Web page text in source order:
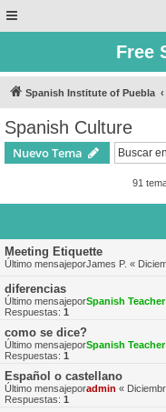
Free
Spanish Institute of Puebla
Spanish Culture
Nuevo Tema
91
Meeting Etiquette
Último mensajeporJames P. «
diferencias
Último mensajeporSpanish Teacher
Respuestas: 1
como se dice?
Último mensajeporSpanish Teacher
Respuestas: 1
Español o castellano
Último mensajeporadmin «
Respuestas: 1